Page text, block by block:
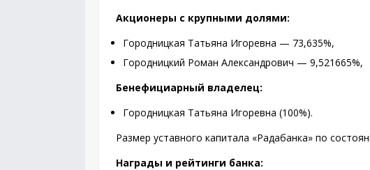
Акционеры с крупными долями:
Городницкая Татьяна Игоревна — 73,635%,
Городницкий Роман Александрович — 9,521665%,
Бенефициарный владелец:
Городницкая Татьяна Игоревна (100%).
Размер уставного капитала «Радабанка» по
Награды и рейтинги банка: